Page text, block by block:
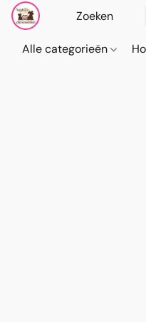
Alle categorieën